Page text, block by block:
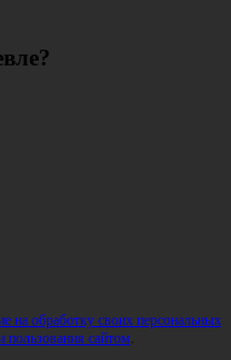
на обработку своих персональных
пользования сайтом.